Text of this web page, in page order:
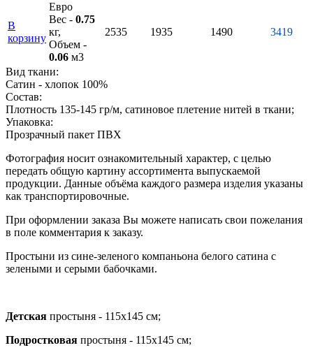
В
корзину
Евро
Вес - 0.75
кг,
Объем -
0.06 м3
2535 1935 1490 3419
Вид ткани:
Сатин - хлопок 100%
Состав:
Плотность 135-145 гр/м, сатиновое плетение нитей в ткани;
Упаковка:
Прозрачный пакет ПВХ
Фотография носит ознакомительный характер, с целью
передать общую картину ассортимента выпускаемой
продукции. Данные объёма каждого размера изделия указаны
как транспортировочные.
При оформлении заказа Вы можете написать свои пожелания
в поле комментария к заказу.
Простыни из сине-зеленого компаньона белого сатина с
зелеными и серыми бабочками.
Детская простыня - 115х145 см;
Подростковая простыня - 115х145 см;